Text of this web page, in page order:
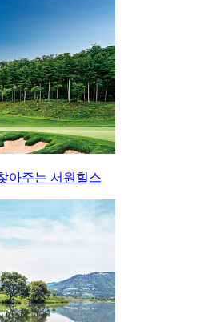
아주는 서원힐스